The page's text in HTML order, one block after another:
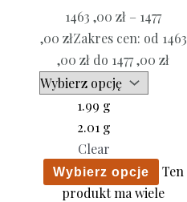
1463 ,00 zł – 1477
,00 złZakres cen: od 1463
,00 zł do 1477 ,00 zł
1.99 g
2.01 g
Clear
Wybierz opcje
Ten
produkt ma wiele